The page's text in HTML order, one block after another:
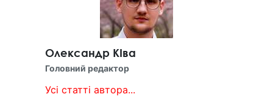
Олександр КІва
Головний редактор
Усі статті автора...